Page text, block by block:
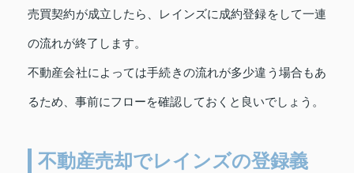
売買契約が成立したら、レインズに成約登録をして一連
の流れが終了します。
不動産会社によっては手続きの流れが多少違う場合もあ
るため、事前にフローを確認しておくと良いでしょう。
不動産売却でレインズの登録義